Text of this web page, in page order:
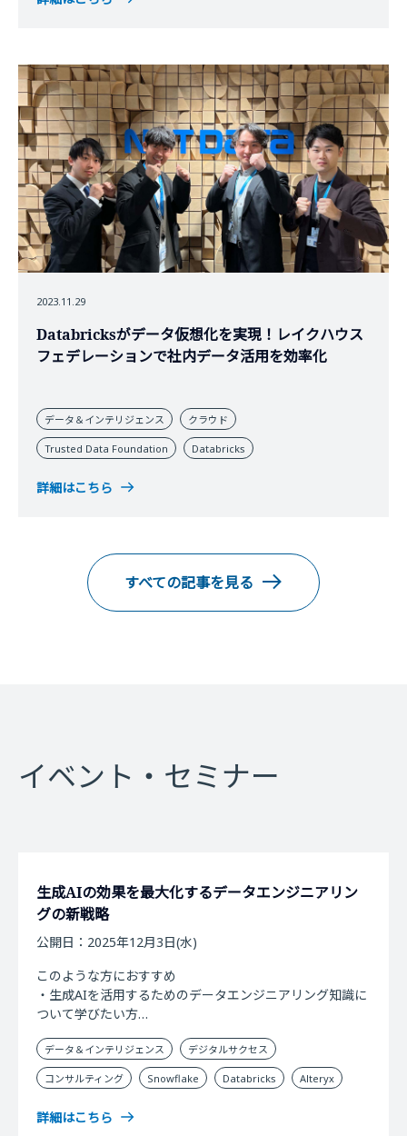
2023.11.29
Databricksがデータ仮想化を実現！レイクハウス
フェデレーションで社内データ活用を効率化
データ＆インテリジェンス クラウド
Trusted Data Foundation Databricks
詳細はこちら
すべての記事を見る
イベント・セミナー
生成AIの効果を最大化するデータエンジニアリン
グの新戦略
公開日：2025年12月3日(水)
このような方におすすめ
・生成AIを活用するためのデータエンジニアリング知識に
ついて学びたい方
・データ基盤にデータは蓄積されているもののデータをう
まく活用できていない企業の方
・生成AI活用やデータエンジニアリングの具体的なユース
ケースを知りたい方
データ＆インテリジェンス デジタルサクセス
コンサルティング Snowflake Databricks Alteryx
詳細はこちら